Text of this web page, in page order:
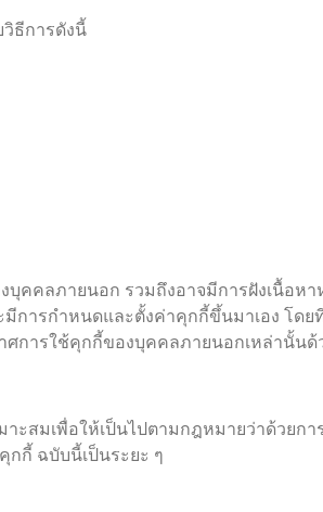
ธีการดังนี้
บุคคลภายนอก รวมถึงอาจมีการฝังเนื้อห
การกำหนดและตั้งค่าคุกกี้ขึ้นมาเอง โด
การใช้คุกกี้ของบุคคลภายนอกเหล่านั้นด้
ะสมเพื่อให้เป็นไปตามกฎหมายว่าด้วย
กกี้ ฉบับนี้เป็นระยะ ๆ